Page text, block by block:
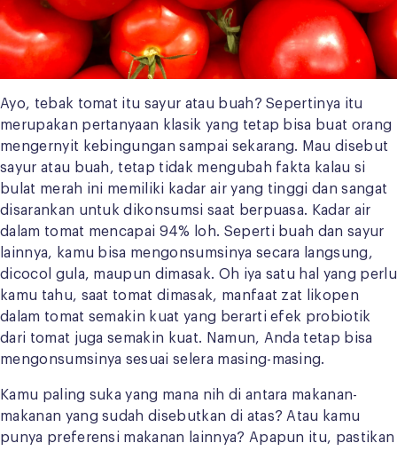
Ayo, tebak tomat itu sayur atau buah? Sepertinya itu
merupakan pertanyaan klasik yang tetap bisa buat orang
mengernyit kebingungan sampai sekarang. Mau disebut
sayur atau buah, tetap tidak mengubah fakta kalau si
bulat merah ini memiliki kadar air yang tinggi dan sangat
disarankan untuk dikonsumsi saat berpuasa. Kadar air
dalam tomat mencapai 94% loh. Seperti buah dan sayur
lainnya, kamu bisa mengonsumsinya secara langsung,
dicocol gula, maupun dimasak. Oh iya satu hal yang perlu
kamu tahu, saat tomat dimasak, manfaat zat likopen
dalam tomat semakin kuat yang berarti efek probiotik
dari tomat juga semakin kuat. Namun, Anda tetap bisa
mengonsumsinya sesuai selera masing-masing.
Kamu paling suka yang mana nih di antara makanan-
makanan yang sudah disebutkan di atas? Atau kamu
punya preferensi makanan lainnya? Apapun itu, pastikan